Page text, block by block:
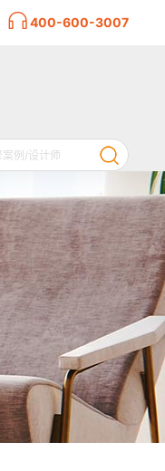
400-600-3007